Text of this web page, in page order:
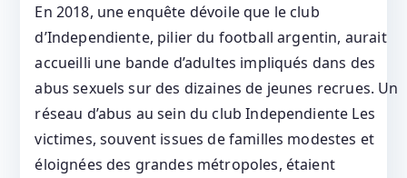
En 2018, une enquête dévoile que le club
d’Independiente, pilier du football argentin, aurait
accueilli une bande d’adultes impliqués dans des
abus sexuels sur des dizaines de jeunes recrues. Un
réseau d’abus au sein du club Independiente Les
victimes, souvent issues de familles modestes et
éloignées des grandes métropoles, étaient